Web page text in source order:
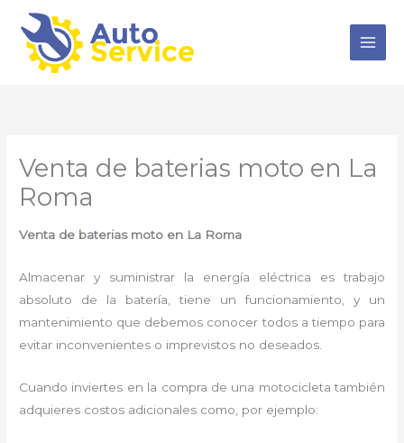
contenido
Venta de baterias moto en La
Roma
Venta de baterias moto en La Roma
Almacenar y suministrar la energía eléctrica es trabajo
absoluto de la batería, tiene un funcionamiento, y un
mantenimiento que debemos conocer todos a tiempo para
evitar inconvenientes o imprevistos no deseados.
Cuando inviertes en la compra de una motocicleta también
adquieres costos adicionales como, por ejemplo: